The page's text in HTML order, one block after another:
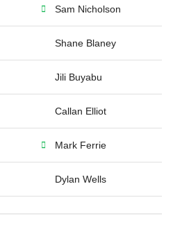
Sam Nicholson
Shane Blaney
Jili Buyabu
Callan Elliot
Mark Ferrie
Dylan Wells